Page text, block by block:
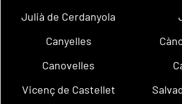
Julià de Cerdanyola
Canyelles
Canovelles
Vicenç de Castellet